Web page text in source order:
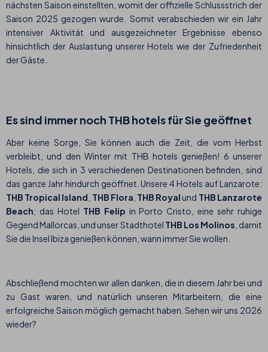
nächsten Saison einstellten, womit der offizielle Schlussstrich der
Saison 2025 gezogen wurde. Somit verabschieden wir ein Jahr
intensiver Aktivität und ausgezeichneter Ergebnisse ebenso
hinsichtlich der Auslastung unserer Hotels wie der Zufriedenheit
der Gäste.
Es sind immer noch THB hotels für Sie geöffnet
Aber keine Sorge, Sie können auch die Zeit, die vom Herbst
verbleibt, und den Winter mit THB hotels genießen! 6 unserer
Hotels, die sich in 3 verschiedenen Destinationen befinden, sind
das ganze Jahr hindurch geöffnet. Unsere 4 Hotels auf Lanzarote:
THB Tropical Island THB Flora THB Royalund THB Lanzarote
Beach; das Hotel THB Felip in Porto Cristo, eine sehr ruhige
Gegend Mallorcas, und unser Stadthotel THB Los Molinos , damit
Sie die Insel Ibiza genießen können, wann immer Sie wollen.
Abschließend mochten wir allen danken, die in diesem Jahr bei und
zu Gast waren, und natürlich unseren Mitarbeitern, die eine
erfolgreiche Saison möglich gemacht haben. Sehen wir uns 2026
wieder?